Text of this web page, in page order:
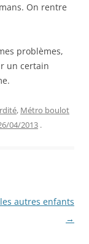
On rentre
problèmes,
un certain
, Métro boulot
04/2013 .
autres enfants
→